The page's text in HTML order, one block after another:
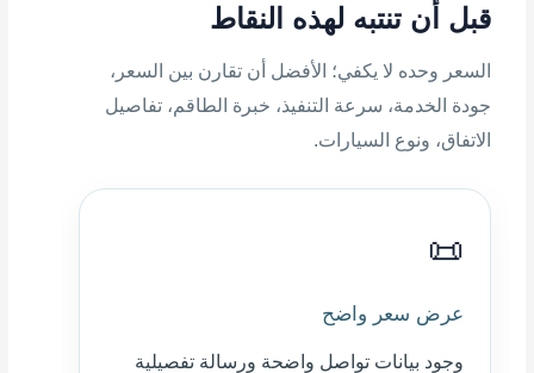
قبل أن تنتبه لهذه النقاط
السعر وحده لا يكفي؛ الأفضل أن تقارن بين السعر،
جودة الخدمة، سرعة التنفيذ، خبرة الطاقم، تفاصيل
الاتفاق، ونوع السيارات.
📜
عرض سعر واضح
وجود بيانات تواصل واضحة ورسالة تفصيلية